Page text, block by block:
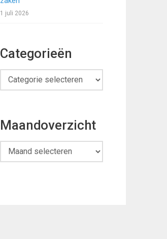
1 juli 2026
Categorieën
Categorieën
Maandoverzicht
Maandoverzicht